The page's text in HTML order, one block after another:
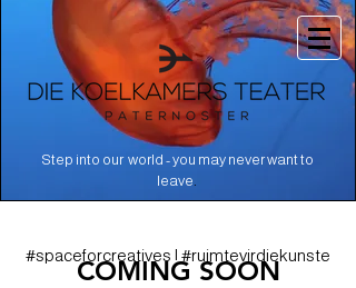
Step into our world - you may never want to
leave
#spaceforcreatives | #ruimtevirdiekunste
COMING SOON